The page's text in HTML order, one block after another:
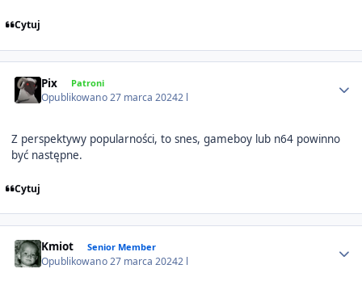
Cytuj
Pix Patroni
Opublikowano27 marca 20242 l
Z perspektywy popularności, to snes, gameboy lub n64 powinno
być następne.
Cytuj
Kmiot Senior Member
Opublikowano27 marca 20242 l